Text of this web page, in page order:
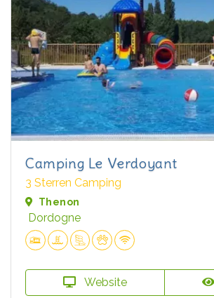
Camping Le Verdoyant
3 Sterren Camping
Thenon
Dordogne
Website